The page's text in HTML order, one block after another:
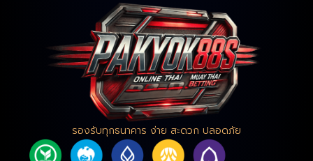
รองรับทุกธนาคาร ง่าย สะดวก ปลอดภัย